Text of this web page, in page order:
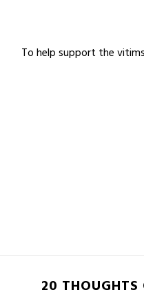
To help support the
20